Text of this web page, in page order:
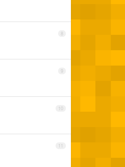
8
9
10
11